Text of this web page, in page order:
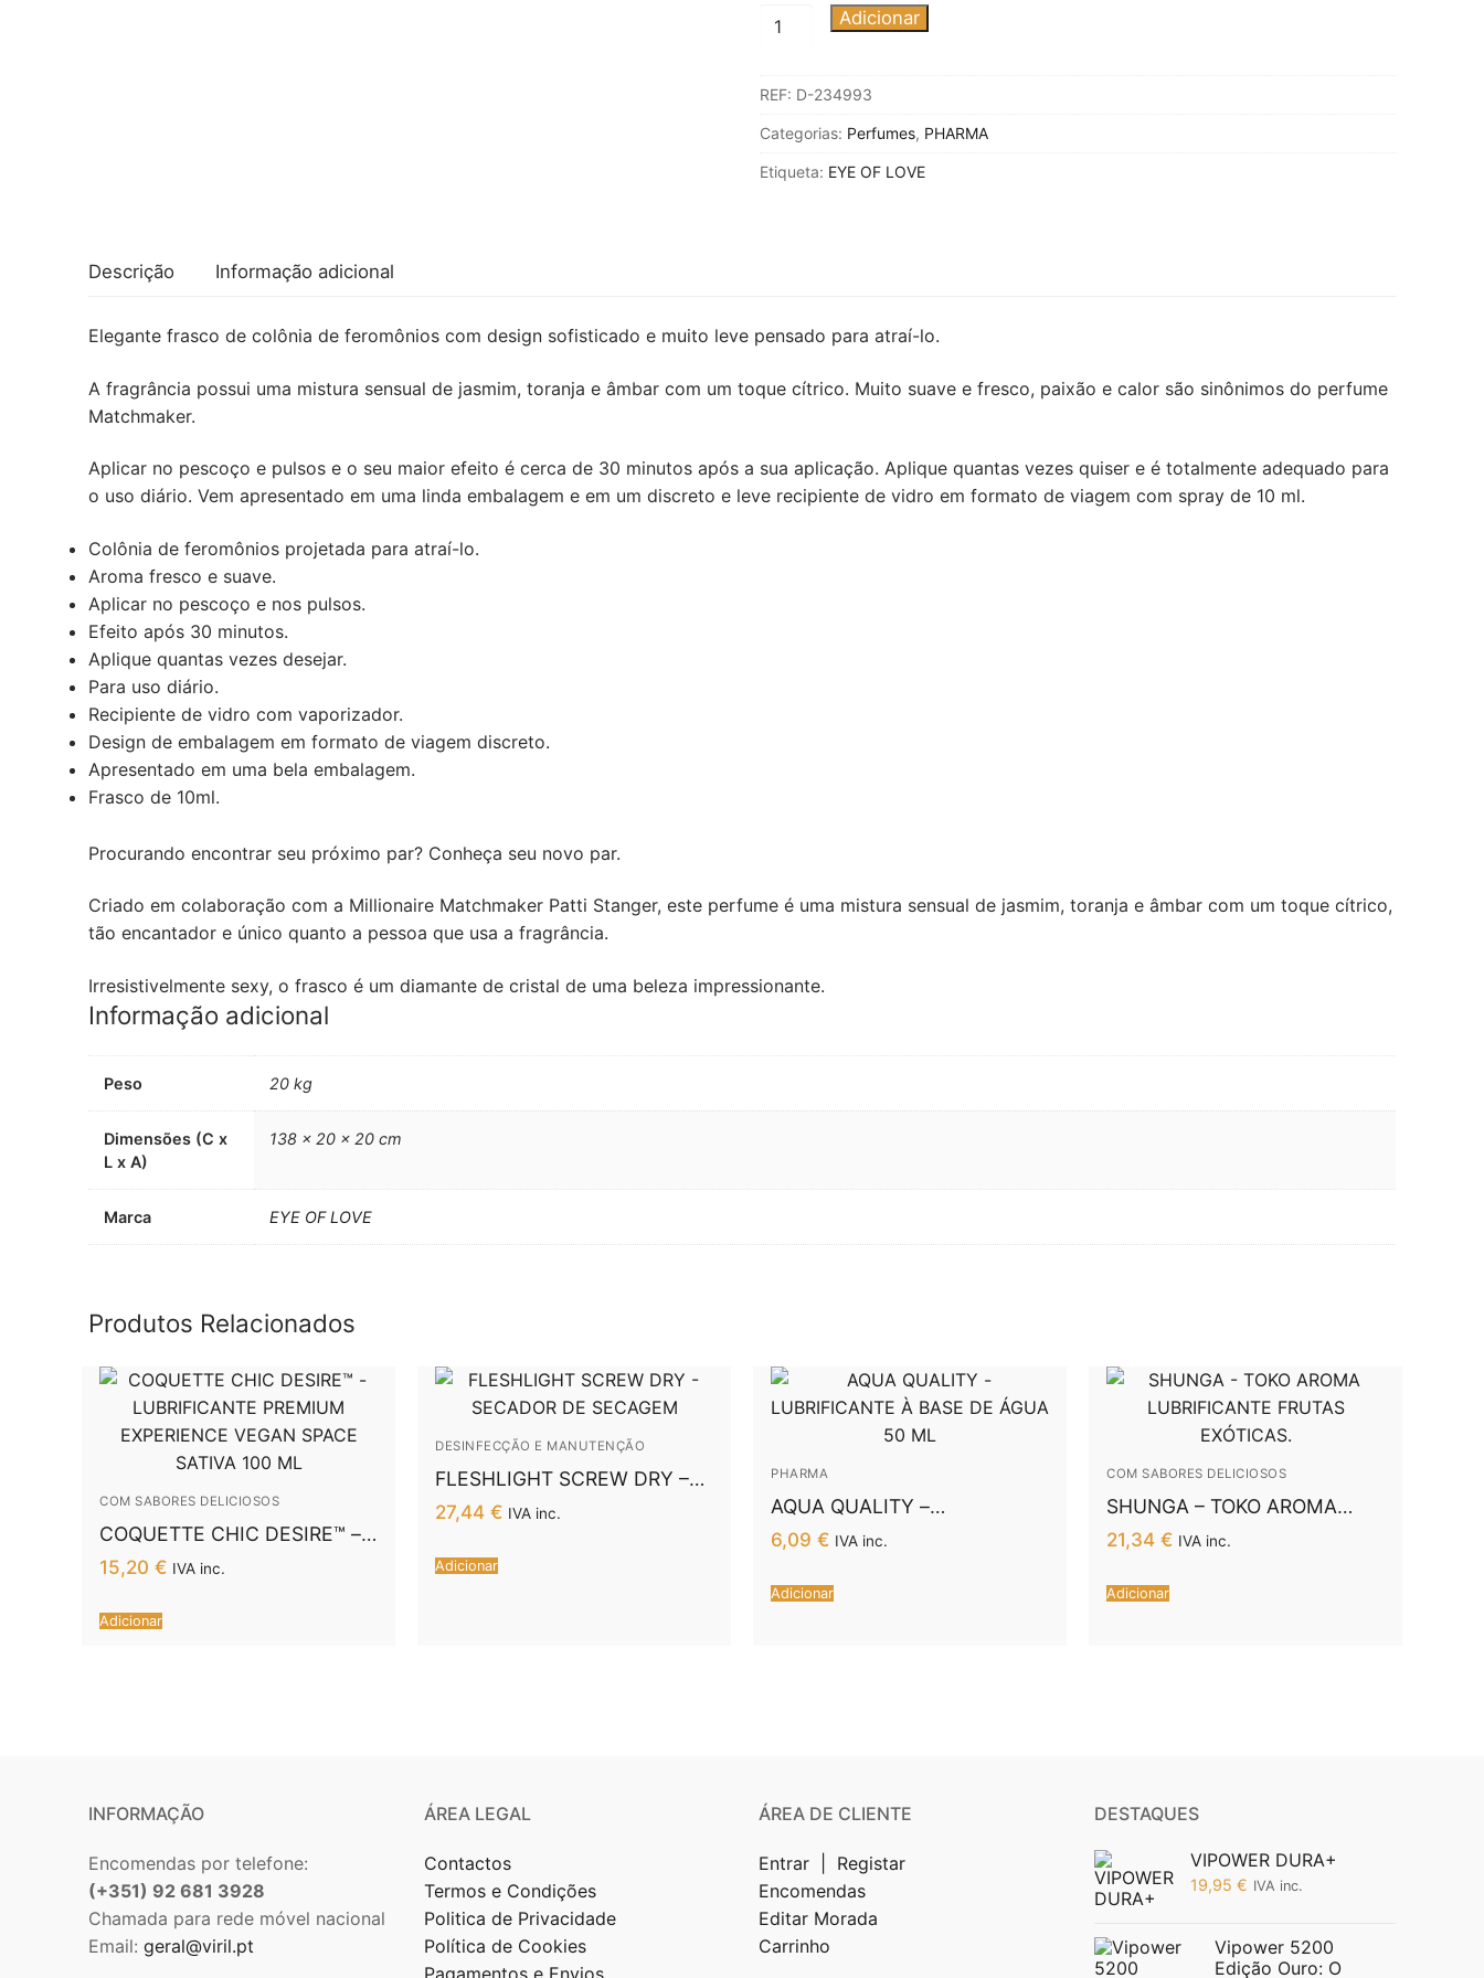
Quantidade
DE
AMOR
MATCHMAKER
ELE
ML
Adicionar
REF: D-234993
Categorias: Perfumes, PHARMA
Etiqueta: EYE OF LOVE
Descrição Informação adicional
Elegante frasco de colônia de feromônios com design sofisticado e muito leve pensado para atraí-lo.
A fragrância possui uma mistura sensual de jasmim, toranja e âmbar com um toque cítrico. Muito suave e fresco, paixão e calor são sinônimos do perfume
Matchmaker.
Aplicar no pescoço e pulsos e o seu maior efeito é cerca de 30 minutos após a sua aplicação. Aplique quantas vezes quiser e é totalmente adequado para
o uso diário. Vem apresentado em uma linda embalagem e em um discreto e leve recipiente de vidro em formato de viagem com spray de 10 ml.
Colônia de feromônios projetada para atraí-lo.
Aroma fresco e suave.
Aplicar no pescoço e nos pulsos.
Efeito após 30 minutos.
Aplique quantas vezes desejar.
Para uso diário.
Recipiente de vidro com vaporizador.
Design de embalagem em formato de viagem discreto.
Apresentado em uma bela embalagem.
Frasco de 10ml.
Procurando encontrar seu próximo par? Conheça seu novo par.
Criado em colaboração com a Millionaire Matchmaker Patti Stanger, este perfume é uma mistura sensual de jasmim, toranja e âmbar com um toque cítrico,
tão encantador e único quanto a pessoa que usa a fragrância.
Irresistivelmente sexy, o frasco é um diamante de cristal de uma beleza impressionante.
Informação adicional
Peso 20 kg
Dimensões (C x
L x A)
138 × 20 × 20 cm
Marca EYE OF LOVE
Produtos Relacionados
COM SABORES DELICIOSOS
COQUETTE CHIC DESIRE™ –
LUBRIFICANTE PREMIUM
EXPERIENCE VEGAN SPACE
SATIVA 100 ML
15,20 € IVA inc.
Adicionar
DESINFECÇÃO E MANUTENÇÃO
FLESHLIGHT SCREW DRY –
SECADOR DE SECAGEM
27,44 € IVA inc.
Adicionar
PHARMA
AQUA QUALITY –
LUBRIFICANTE À BASE DE
ÁGUA 50 ML
6,09 € IVA inc.
Adicionar
COM SABORES DELICIOSOS
SHUNGA – TOKO AROMA
LUBRIFICANTE FRUTAS
EXÓTICAS.
21,34 € IVA inc.
Adicionar
INFORMAÇÃO
Encomendas por telefone:
(+351) 92 681 3928
Chamada para rede móvel nacional
Email: geral@viril.pt
ÁREA LEGAL
Contactos
Termos e Condições
Politica de Privacidade
Política de Cookies
ÁREA DE CLIENTE
Entrar | Registar
Encomendas
Editar Morada
Carrinho
DESTAQUES
VIPOWER DURA+
19,95 € IVA inc.
Vipower 5200
Edição Ouro: O